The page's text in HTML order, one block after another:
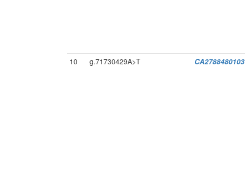
10 g.71730429A>T CA2788480103